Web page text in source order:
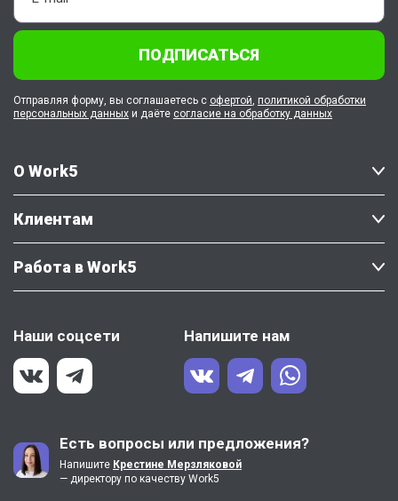
О Work5
Клиентам
Работа в Work5
Наши соцсети Напишите нам
Есть вопросы или предложения?
Напишите Крестине Мерзляковой
— директору по качеству Work5
ПОДПИСАТЬСЯ
Отправляя форму, вы соглашаетесь с офертой, политикой обработки
персональных данных и даёте согласие на обработку данных